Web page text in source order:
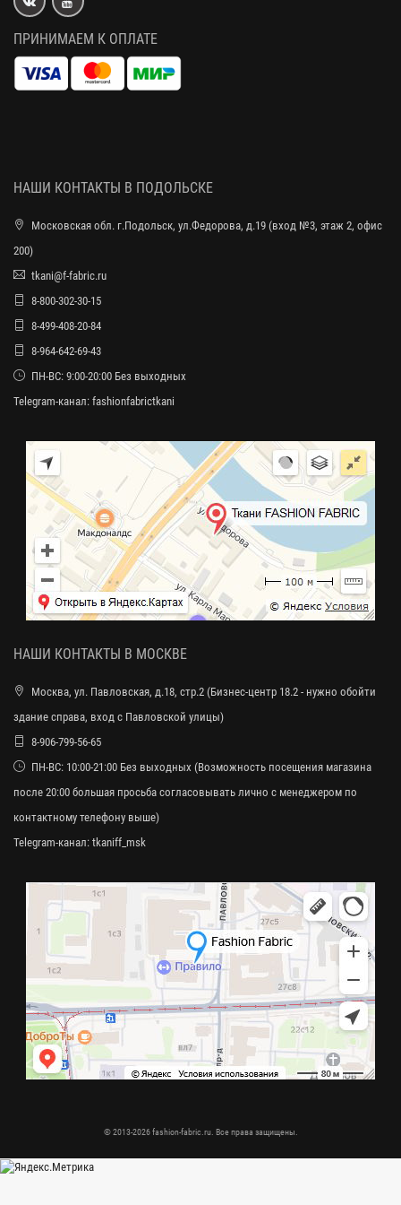
ПРИНИМАЕМ К ОПЛАТЕ
НАШИ КОНТАКТЫ В ПОДОЛЬСКЕ
Московская обл. г.Подольск, ул.Федорова, д.19 (вход №3, этаж 2, офис
200)
tkani@f-fabric.ru
8-800-302-30-15
8-499-408-20-84
8-964-642-69-43
ПН-ВС: 9:00-20:00 Без выходных
Telegram-канал: fashionfabrictkani
НАШИ КОНТАКТЫ В МОСКВЕ
Москва, ул. Павловская, д.18, стр.2 (Бизнес-центр 18.2 - нужно обойти
здание справа, вход с Павловской улицы)
8-906-799-56-65
ПН-ВС: 10:00-21:00 Без выходных (Возможность посещения магазина
после 20:00 большая просьба согласовывать лично с менеджером по
контактному телефону выше)
Telegram-канал: tkaniff_msk
© 2013-2026 fashion-fabric.ru. Все права защищены.